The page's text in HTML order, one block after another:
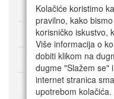
O DVD Zoni
Kako kupovati
Korisnički servis
Način plaćanja
Kolačiće koristimo
pravilno, kako
korisničko iskustvo,
Više informacija o
dobiti klikom na
dugme "Slažem se"
internet stranica
upotrebom kolačića.